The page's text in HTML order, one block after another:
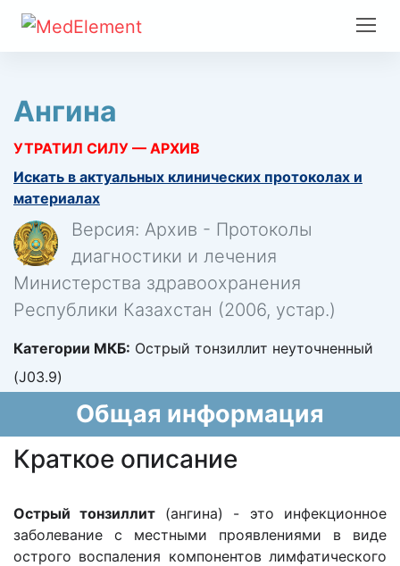
Ангина
УТРАТИЛ СИЛУ — АРХИВ
Искать в актуальных клинических протоколах и
материалах
Версия: Архив - Протоколы
диагностики и лечения
Министерства здравоохранения
Республики Казахстан (2006, устар.)
Категории МКБ: Острый тонзиллит неуточненный
(J03.9)
Общая информация
Краткое описание
Острый тонзиллит (ангина) - это инфекционное
заболевание с местными проявлениями в виде
острого воспаления компонентов лимфатического